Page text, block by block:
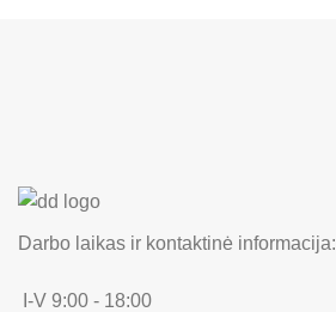
Darbo laikas ir kontaktinė informacija:
I-V 9:00 - 18:00